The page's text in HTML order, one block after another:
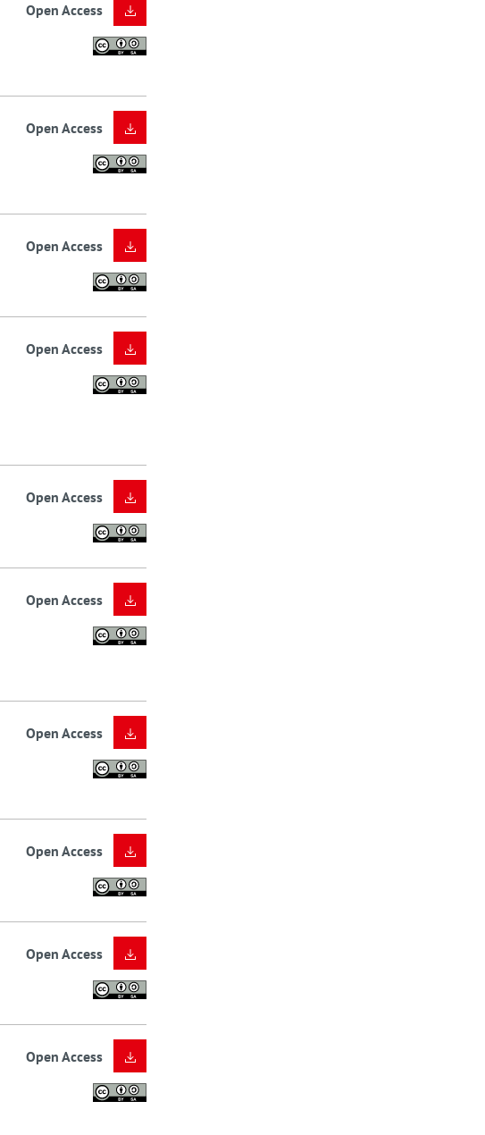
Open Access
Open Access
Open Access
Open Access
Open Access
Open Access
Open Access
Open Access
Open Access
Open Access